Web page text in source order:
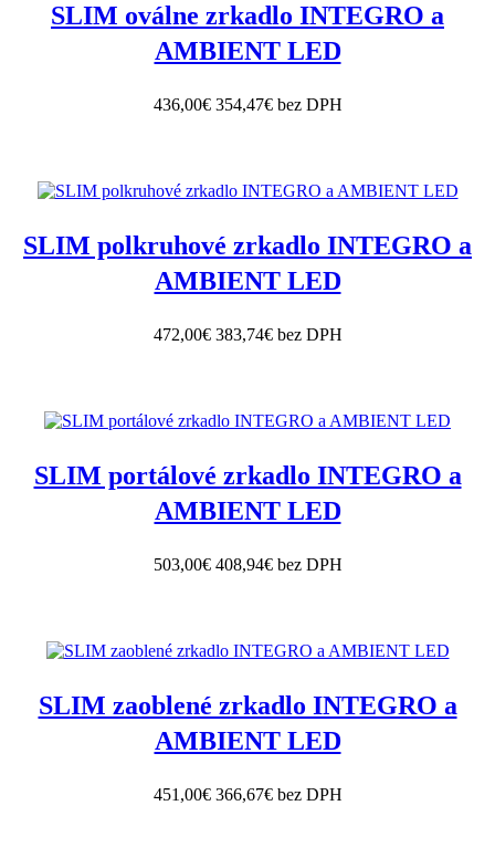
SLIM oválne zrkadlo INTEGRO a
AMBIENT LED
436,00€ 354,47€ bez DPH
SLIM polkruhové zrkadlo INTEGRO a
AMBIENT LED
472,00€ 383,74€ bez DPH
SLIM portálové zrkadlo INTEGRO a
AMBIENT LED
503,00€ 408,94€ bez DPH
SLIM zaoblené zrkadlo INTEGRO a
AMBIENT LED
451,00€ 366,67€ bez DPH